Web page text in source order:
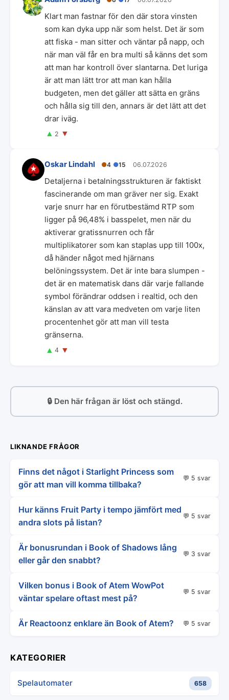
Klart man fastnar för den där stora vinsten
som kan dyka upp när som helst. Det är som
att fiska - man sitter och väntar på napp, och
när man väl får en bra multi så känns det som
att man har kontroll över slantarna. Det luriga
är att man lätt tror att man kan hålla
budgeten, men det gäller att sätta en gräns
och hålla sig till den, annars är det lätt att det
drar iväg.
▲ 2 ▼
Oskar Lindahl ●4 ●15 06.07.2026
Detaljerna i betalningsstrukturen är faktiskt
fascinerande om man gräver ner sig. Exakt
varje snurr har en förutbestämd RTP som
ligger på 96,48% i basspelet, men när du
aktiverar gratissnurren och får
multiplikatorer som kan staplas upp till 100x,
då händer något med hjärnans
belöningssystem. Det är inte bara slumpen -
det är en matematisk dans där varje fallande
symbol förändrar oddsen i realtid, och den
känslan av att vara medveten om varje liten
procentenhet gör att man vill testa
gränserna.
▲ 4 ▼
🔒 Den här frågan är löst och stängd.
LIKNANDE FRÅGOR
Finns det något i Starlight Princess som
gör att man vill komma tillbaka?
💬 5 svar
Hur känns Fruit Party i tempo jämfört med
andra slots på listan?
💬 5 svar
Är bonusrundan i Book of Shadows lång
eller går den snabbt?
💬 3 svar
Vilken bonus i Book of Atem WowPot
väntar spelare oftast mest på?
💬 5 svar
Är Reactoonz enklare än Book of Atem? 💬 5 svar
KATEGORIER
Spelautomater 658